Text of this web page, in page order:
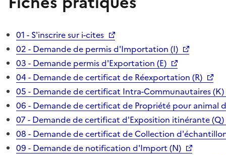
01 - S'inscrire sur i-cites
02 - Demande de permis d'Importation (I)
03 - Demande permis d'Exportation (E)
04 - Demande de certificat de Réexportation (R)
05 - Demande de certificat Intra-Communautaires (K)
06 - Demande de certificat de Propriété pour animal
07 - Demande de certificat d'Exposition itinérante (Q)
08 - Demande de certificat de Collection
09 - Demande de notification d'Import (N)